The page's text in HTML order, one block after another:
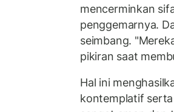
mencerminkan
penggemarnya.
seimbang.
pikiran saat
Hal ini
kontemplatif